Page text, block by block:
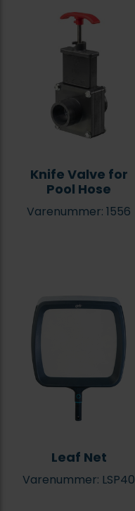
Knife Valve for
Pool Hose
Varenummer: 1556
Leaf Net
Varenummer: LSP40